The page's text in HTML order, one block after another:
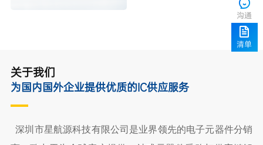
关于我们
为国内国外企业提供优质的IC供应服务
沟通
清单